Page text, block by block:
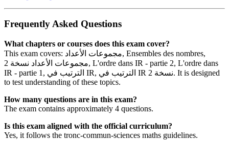
Frequently Asked Questions
What chapters or courses does this exam cover?
This exam covers: مجموعات الأعداد, Ensembles des nombres,
مجموعات الأعداد نسخة 2, L'ordre dans IR - partie 2, L'ordre dans
IR - partie 1, الترتيب في IR, الترتيب في IR نسخة 2. It is designed
to test understanding of these topics.
How many questions are in this exam?
The exam contains approximately 4 questions.
Is this exam aligned with the official curriculum?
Yes, it follows the tronc-commun-sciences maths guidelines.